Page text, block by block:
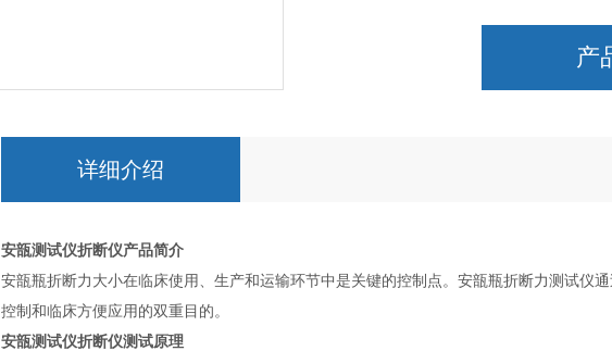
产
详细介绍
安瓿测试仪折断仪产品简介
安瓿瓶折断力大小在临床使用、生产和运输环节中是关键的控制点。安瓿瓶折断力测试仪
控制和临床方便应用的双重目的。
安瓿测试仪折断仪测试原理